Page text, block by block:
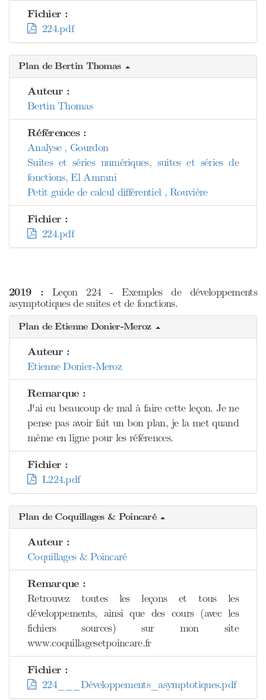
Fichier :
224.pdf
Plan de Bertin Thomas
Auteur :
Bertin Thomas
Références :
Analyse , Gourdon
Suites et séries numériques, suites et séries de
fonctions, El Amrani
Petit guide de calcul différentiel , Rouvière
Fichier :
224.pdf
2019 : Leçon 224 - Exemples de développements
asymptotiques de suites et de fonctions.
Plan de Etienne Donier-Meroz
Auteur :
Etienne Donier-Meroz
Remarque :
J'ai eu beaucoup de mal à faire cette leçon. Je ne
pense pas avoir fait un bon plan, je la met quand
même en ligne pour les références.
Fichier :
L224.pdf
Plan de Coquillages & Poincaré
Auteur :
Coquillages & Poincaré
Remarque :
Retrouvez toutes les leçons et tous les
développements, ainsi que des cours (avec les
fichiers sources) sur mon site
www.coquillagesetpoincare.fr
Fichier :
224___Développements_asymptotiques.pdf